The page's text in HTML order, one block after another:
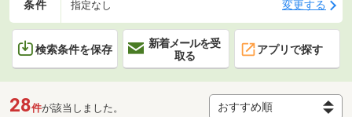
条件 指定なし 変更する
検索条件を保存
新着メールを受
取る
アプリで探す
28件が該当しました。